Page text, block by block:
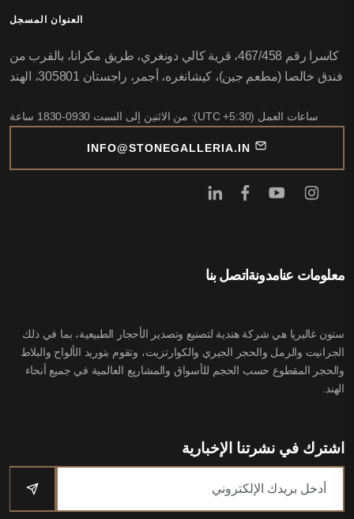
معلومات عنامدونة اتصل بنا
ستون غاليريا هي شركة هندية لتصنيع وتصدير الأحجار الطبيعية، بما في ذلك
الجرانيت والرمل والحجر الجيري والكوارتزيت، وتقوم بتوريد الألواح والبلاط
والحجر المقطوع حسب الحجم للأسواق والمشاريع العالمية في جميع أنحاء
الهند.
اشترك في نشرتنا الإخبارية
العنوان المسجل
كاسرا رقم 467/458، قرية كالي دونغري، طريق مكرانا، بالقرب من
فندق خالصا (مطعم جين)، كيشانغره، أجمر، راجستان 305801، الهند
ساعات العمل (UTC +5:30): من الاثنين إلى السبت 0930-1830 ساعة
INFO@STONEGALLERIA.IN